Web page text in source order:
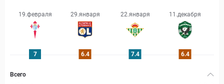
19.февраля 29.января 22.января 11.декабря
7 6.4 7.4 6.4
Всего